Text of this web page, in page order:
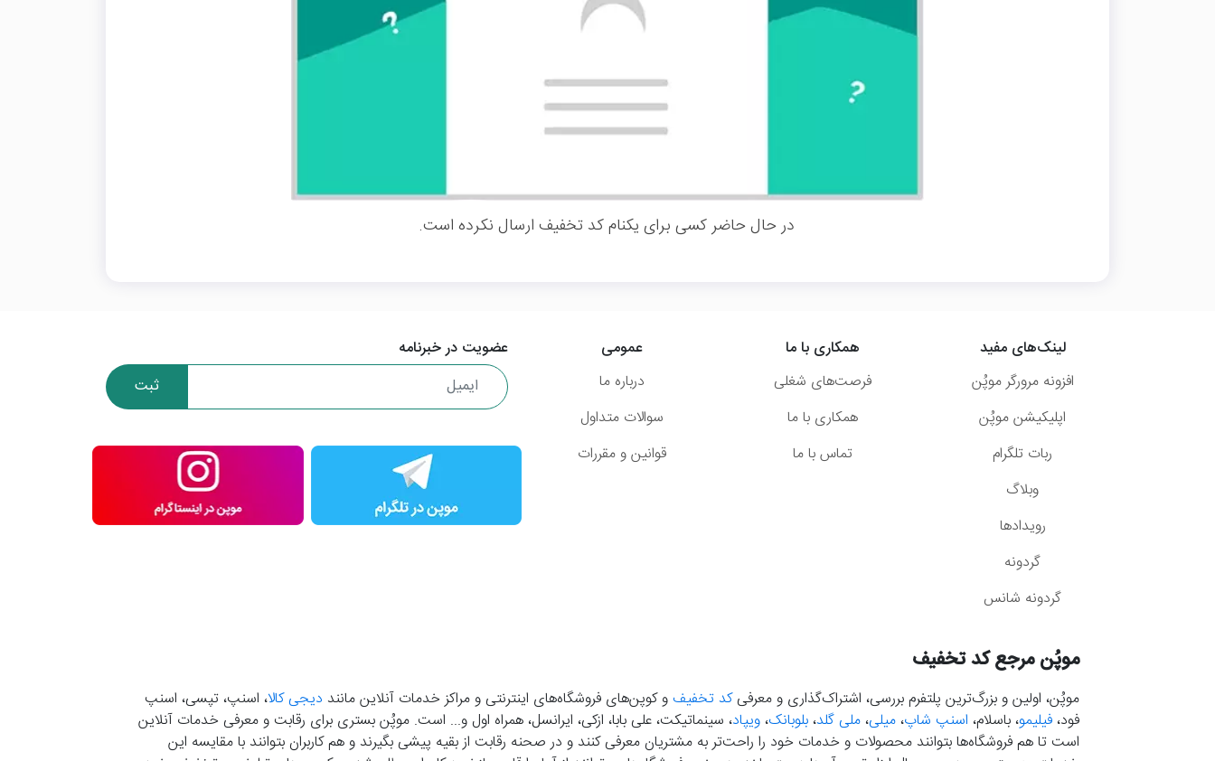
در حال حاضر کسی برای یکنام کد تخفیف ارسال نکرده است.
عضویت در خبرنامه
ثبت
لینک‌های مفید
افزونه مرورگر موپُن
اپلیکیشن موپُن
ربات تلگرام
وبلاگ
رویدادها
گردونه
گردونه شانس
همکاری با ما
فرصت‌های شغلی
همکاری با ما
تماس با ما
عمومی
درباره ما
سوالات متداول
قوانین و مقررات
موپُن مرجع کد تخفیف
موپُن، اولین و بزرگ‌ترین پلتفرم بررسی، اشتراک‌گذاری و معرفیکد تخفیفو کوپن‌های فروشگاه‌های اینترنتی و مراکز خدمات آنلاین مانند دیجی کالا، اسنپ، تپسی، اسنپ
فود، فیلیمو، باسلام، اسنپ شاپ، میلی، ملی گلد، بلوبانک، ویپاد، سینماتیکت، علی بابا، ازکی، ایرانسل، همراه اول و... است. موپُن بستری برای رقابت و معرفی خدمات آنلاین
است تا هم فروشگاه‌ها بتوانند محصولات و خدمات خود را راحت‌تر به مشتریان معرفی کنند و در صحنه رقابت از بقیه پیشی بگیرند و هم کاربران بتوانند با مقایسه این